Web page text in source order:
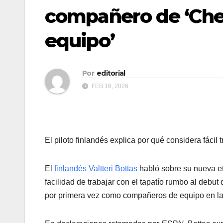
compañero de
equipo’
Por editorial
FEB 16, 2026
El piloto finlandés explica por qué considera fácil
El finlandés Valtteri Bottas habló sobre su nueva
facilidad de trabajar con el tapatío rumbo al
por primera vez como compañeros de equipo en